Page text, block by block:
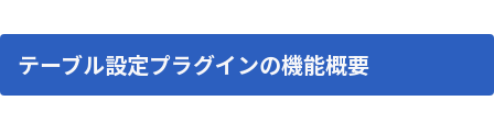
テーブル設定プラグインの機能概要